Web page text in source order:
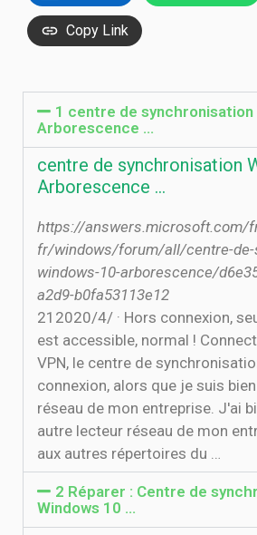
Copy Link
1 centre de synchronisation
Arborescence ...
centre de synchronisation
Arborescence ...
https://answers.microsoft.com/
fr/windows/forum/all/centre-de-
windows-10-arborescence/
a2d9-b0fa53113e12
21‏‏/4‏‏/2020 · Hors connexion, seul ce repertoire
est accessible, normal !
VPN, le centre de
connexion, alors que je suis
réseau de mon entreprise. J'ai
autre lecteur réseau de mon
aux autres répertoires du …
2 Réparer : Centre de
Windows 10 …